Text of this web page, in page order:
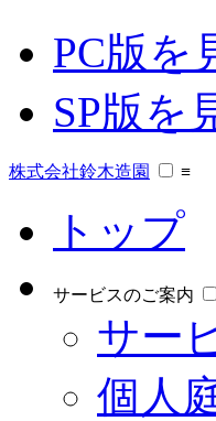
PC版を
SP版を
株式会社鈴木造園 ≡
トップ
サービスのご案内
サー
個人